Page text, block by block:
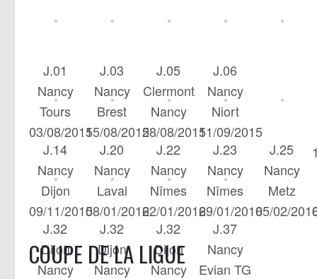
J.01
Nancy
Tours
03/08/2015
J.03
Nancy
Brest
15/08/2015
J.05
Clermont
Nancy
28/08/2015
J.06
Nancy
Niort
11/09/2015
J.14
Nancy
Dijon
09/11/2015
J.20
Nancy
Laval
08/01/2016
J.22
Nancy
Nîmes
22/01/2016
J.23
Nancy
Nîmes
29/01/2016
J.25
Nancy
Metz
05/02/
J.32
Dijon
Nancy
J.32
Dijon
Nancy
J.32
Dijon
Nancy
J.37
Nancy
Evian TG
COUPE DE LA LIGUE